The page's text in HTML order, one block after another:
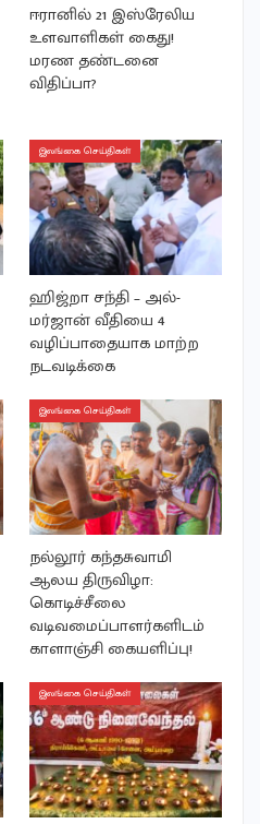
ஈரானில் 21 இஸ்ரேலிய
உளவாளிகள் கைது!
மரண தண்டனை
விதிப்பா?
இலங்கை செய்திகள்
ஹிஜ்றா சந்தி – அல்-
மர்ஜான் வீதியை 4
வழிப்பாதையாக மாற்ற
நடவடிக்கை
இலங்கை செய்திகள்
நல்லூர் கந்தசுவாமி
ஆலய திருவிழா:
கொடிச்சீலை
வடிவமைப்பாளர்களிடம்
காளாஞ்சி கையளிப்பு!
இலங்கை செய்திகள்